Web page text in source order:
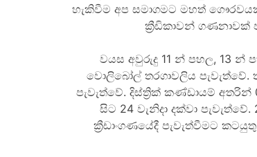
හැකිවීම අප සමාගමට මහත්
ක්‍රීඩිකාවන් ගණනාවක්
වයස අවුරුදු 11 න් පහල, 13 න්
වොලිබෝල් තරගාවලිය පැවැත්වේ.
පැවැත්වේ. දිස්ත්‍රික් කණ්ඩායම්
සිට 24 වැනිදා දක්වා
ක්‍රීඩාංගණයේදී පැවැත්වීමට